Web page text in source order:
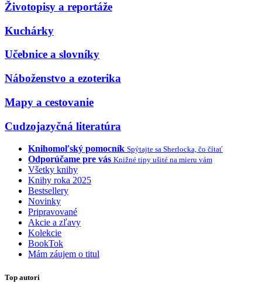
Životopisy a reportáže
Kuchárky
Učebnice a slovníky
Náboženstvo a ezoterika
Mapy a cestovanie
Cudzojazyčná literatúra
Knihomoľský pomocník Spýtajte sa Sherlocka, čo čítať
Odporúčame pre vás Knižné tipy ušité na mieru vám
Všetky knihy
Knihy roka 2025
Bestsellery
Novinky
Pripravované
Akcie a zľavy
Kolekcie
BookTok
Mám záujem o titul
Top autori